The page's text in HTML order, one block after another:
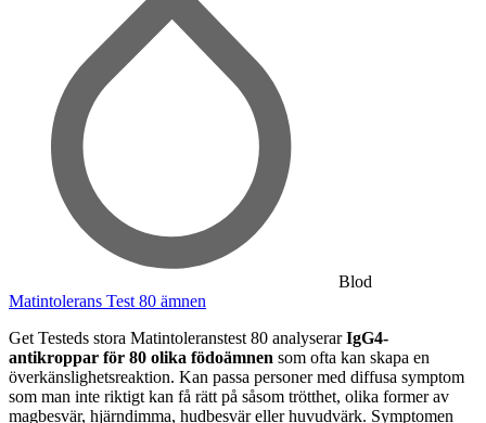
Blod
Matintolerans Test 80 ämnen
Get Testeds stora Matintoleranstest 80 analyserar IgG4-
antikroppar för 80 olika födoämnen som ofta kan skapa en
överkänslighetsreaktion. Kan passa personer med diffusa symptom
som man inte riktigt kan få rätt på såsom trötthet, olika former av
magbesvär, hjärndimma, hudbesvär eller huvudvärk. Symptomen